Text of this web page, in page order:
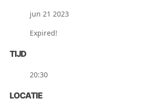
jun 21 2023
Expired!
TIJD
20:30
LOCATIE